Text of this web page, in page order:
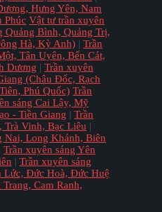
Hưng Yên, Nam
Phúc Vật tư trần xuyên
Quảng Bình, Quảng Trị,
Hà, Kỳ Anh) | Trần
Tân Uyên, Bến Cát,
Dương | Trần xuyên
(Châu Đốc, Rạch
Phú Quốc) Trần
sáng Cai Lậy, Mỹ
- Tiền Giang | Trần
Trà Vinh, Bạc Liêu |
Nai, Long Khánh, Biên
Trần xuyên sáng Yên
| Trần xuyên sáng
Lức, Đức Hoà, Đức Huệ
Cam Ranh,